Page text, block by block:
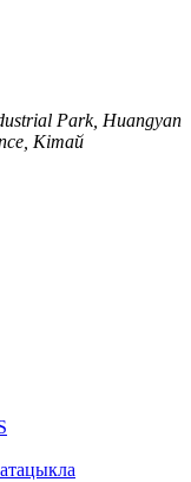
Park, Huangyan
Кітай